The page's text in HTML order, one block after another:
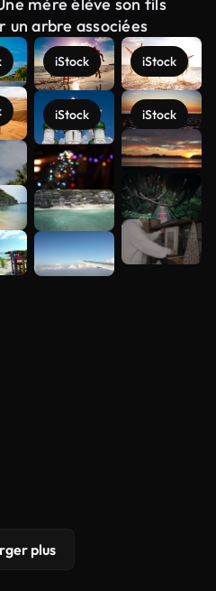
un arbre associées
iStock
iStock
iStock
iStock
Voir plus
plus